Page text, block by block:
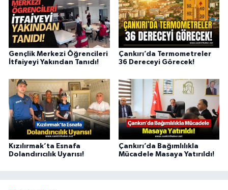
Gençlik Merkezi Öğrencileri
İtfaiyeyi Yakından Tanıdı!
Çankırı’da Termometreler
36 Dereceyi Görecek!
Kızılırmak’ta Esnafa
Dolandırıcılık Uyarısı!
Çankırı’da Bağımlılıkla
Mücadele Masaya Yatırıldı!